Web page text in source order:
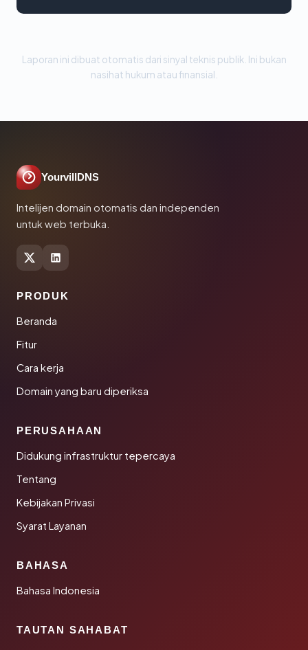
Laporan ini dibuat otomatis dari sinyal teknis publik. Ini bukan
nasihat hukum atau finansial.
YourvillDNS
Intelijen domain otomatis dan independen
untuk web terbuka.
PRODUK
Beranda
Fitur
Cara kerja
Domain yang baru diperiksa
PERUSAHAAN
Didukung infrastruktur tepercaya
Tentang
Kebijakan Privasi
Syarat Layanan
BAHASA
Bahasa Indonesia
TAUTAN SAHABAT